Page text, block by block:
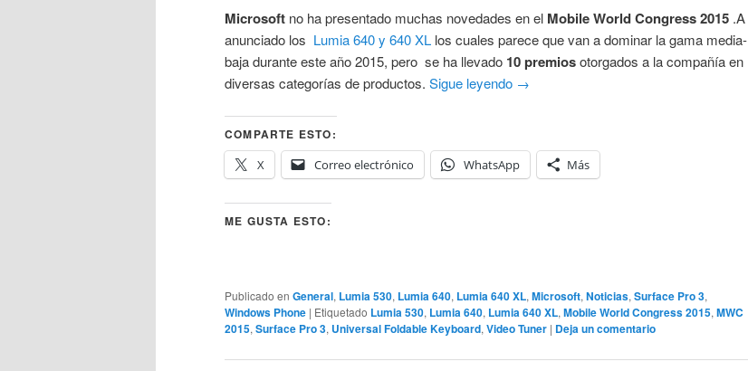
Microsoft no ha presentado muchas novedades en el Mobile World Congress 2015 .A
anunciado los Lumia 640 y 640 XL los cuales parece que van a dominar la gama media-
baja durante este año 2015, pero se ha llevado 10 premiosotorgados a la compañía en
diversas categorías de productos. Sigue leyendo →
COMPARTE ESTO:
X
Correo electrónico WhatsApp Más
ME GUSTA ESTO:
Publicado en General, Lumia 530, Lumia 640, Lumia 640 XL, Microsoft, Noticias, Surface Pro 3,
Windows Phone | Etiquetado Lumia 530, Lumia 640, Lumia 640 XL, Mobile World Congress 2015, MWC
2015, Surface Pro 3, Universal Foldable Keyboard, Video Tuner | Deja un comentario